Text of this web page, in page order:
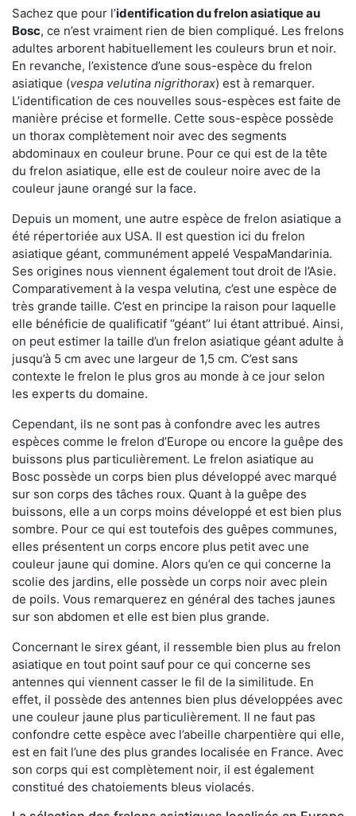
Sachez que pour l’identification du frelon asiatiqueau
Bosc, ce n’est vraiment rien de bien compliqué. Les frelons
adultes arborent habituellement les couleurs brun et noir.
En revanche, l’existence d’une sous-espèce du frelon
asiatique (vespa velutina nigrithorax) est à remarquer.
L’identification de ces nouvelles sous-espèces est faite de
manière précise et formelle. Cette sous-espèce possède
un thorax complètement noir avec des segments
abdominaux en couleur brune. Pour ce qui est de la tête
du frelon asiatique, elle est de couleur noire avec de la
couleur jaune orangé sur la face.
Depuis un moment, une autre espèce de frelon asiatique a
été répertoriée aux USA. Il est question ici du frelon
asiatique géant, communément appelé VespaMandarinia.
Ses origines nous viennent également tout droit de l’Asie.
Comparativement à la vespa velutina, c’est une espèce de
très grande taille. C’est en principe la raison pour laquelle
elle bénéficie de qualificatif ‘’géant’’ lui étant attribué. Ainsi,
on peut estimer la taille d’un frelon asiatique géant adulte à
jusqu’à 5 cm avec une largeur de 1,5 cm. C’est sans
contexte le frelon le plus gros au monde à ce jour selon
les experts du domaine.
Cependant, ils ne sont pas à confondre avec les autres
espèces comme le frelon d’Europe ou encore la guêpe des
buissons plus particulièrement. Le frelon asiatique au
Bosc possède un corps bien plus développé avec marqué
sur son corps des tâches roux. Quant à la guêpe des
buissons, elle a un corps moins développé et est bien plus
sombre. Pour ce qui est toutefois des guêpes communes,
elles présentent un corps encore plus petit avec une
couleur jaune qui domine. Alors qu’en ce qui concerne la
scolie des jardins, elle possède un corps noir avec plein
de poils. Vous remarquerez en général des taches jaunes
sur son abdomen et elle est bien plus grande.
Concernant le sirex géant, il ressemble bien plus au frelon
asiatique en tout point sauf pour ce qui concerne ses
antennes qui viennent casser le fil de la similitude. En
effet, il possède des antennes bien plus développées avec
une couleur jaune plus particulièrement. Il ne faut pas
confondre cette espèce avec l’abeille charpentière qui elle,
est en fait l’une des plus grandes localisée en France. Avec
son corps qui est complètement noir, il est également
constitué des chatoiements bleus violacés.